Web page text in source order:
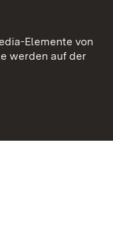
Elemente von
werden auf der